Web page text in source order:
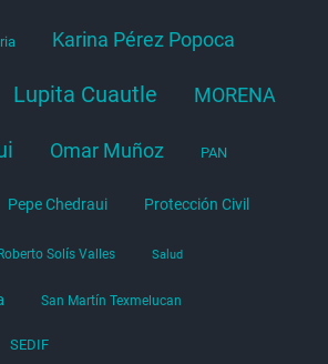
Karina Pérez Popoca
Lupita Cuautle MORENA
Omar Muñoz PAN
Pepe Chedraui Protección Civil
Solís Valles Salud
San Martín Texmelucan
SEDIF